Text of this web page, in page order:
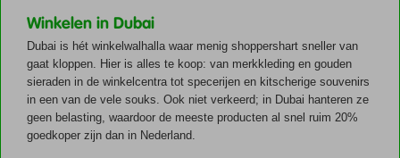
Winkelen in Dubai
Dubai is hét winkelwalhalla waar menig shoppershart sneller van
gaat kloppen. Hier is alles te koop: van merkkleding en gouden
sieraden in de winkelcentra tot specerijen en kitscherige souvenirs
in een van de vele souks. Ook niet verkeerd; in Dubai hanteren ze
geen belasting, waardoor de meeste producten al snel ruim 20%
goedkoper zijn dan in Nederland.